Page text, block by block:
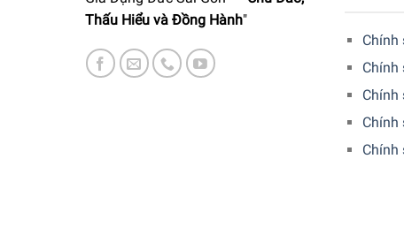
Bếp điện Domino
Chạm và trượt để kiểm soát toàn bộ với
Quá trình vận hành bếp điện Domino Siemens
touchSlider cải tiến, nhiệt độ của các vùng nấu
Thấu Hiểu và Đồng Hành"
Chính
Chính
Chính
Chính
Chính